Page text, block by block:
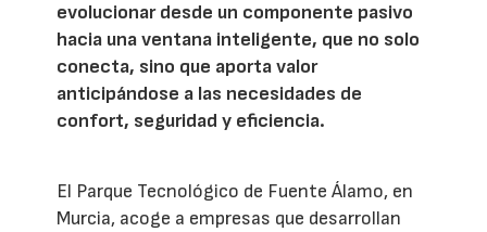
evolucionar desde un componente pasivo
hacia una ventana inteligente, que no solo
conecta, sino que aporta valor
anticipándose a las necesidades de
confort, seguridad y eficiencia.
El Parque Tecnológico de Fuente Álamo, en
Murcia, acoge a empresas que desarrollan